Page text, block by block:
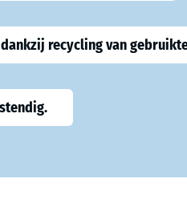
recycling van